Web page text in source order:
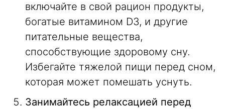
включайте в свой рацион продукты,
богатые витамином D3, и другие
питательные вещества,
способствующие здоровому сну.
Избегайте тяжелой пищи перед сном,
которая может помешать уснуть.
Занимайтесь релаксацией перед